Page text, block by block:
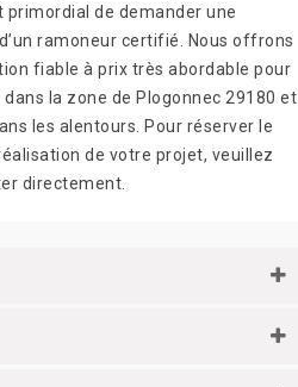
primordial de demander une
ramoneur certifié. Nous offrons
fiable à prix très abordable pour
la zone de Plogonnec 29180 et
les alentours. Pour réserver le
de votre projet, veuillez
directement.